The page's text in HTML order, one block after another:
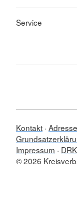
Service
Kontakt
Impressum
© 2026